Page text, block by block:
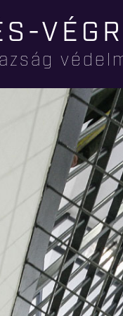
tartalomra